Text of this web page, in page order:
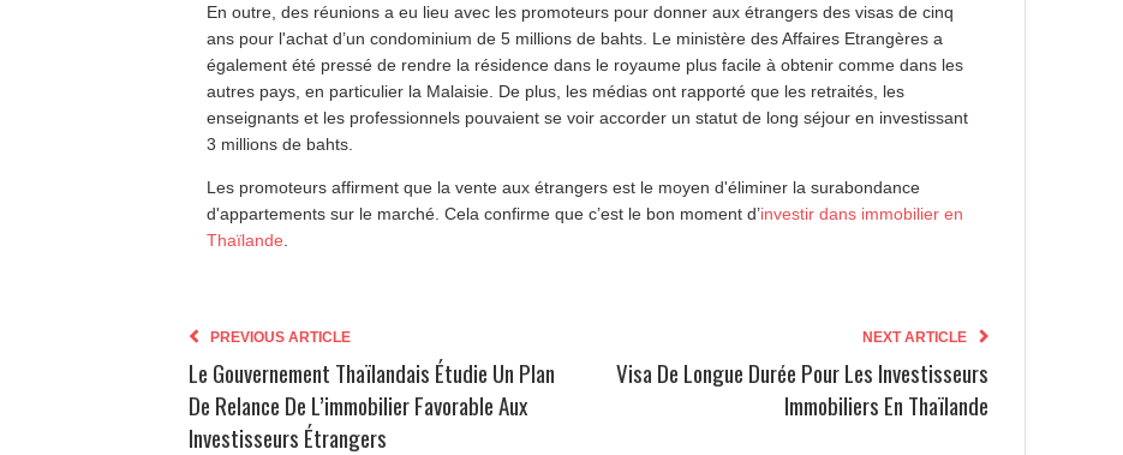
En outre, des réunions a eu lieu avec les promoteurs pour donner aux étrangers des visas de cinq
ans pour l'achat d’un condominium de 5 millions de bahts. Le ministère des Affaires Etrangères a
également été pressé de rendre la résidence dans le royaume plus facile à obtenir comme dans les
autres pays, en particulier la Malaisie. De plus, les médias ont rapporté que les retraités, les
enseignants et les professionnels pouvaient se voir accorder un statut de long séjour en investissant
3 millions de bahts.
Les promoteurs affirment que la vente aux étrangers est le moyen d'éliminer la surabondance
d'appartements sur le marché. Cela confirme que c’est le bon moment d’investir dans immobilier en
Thaïlande
PREVIOUS ARTICLE
Le Gouvernement Thaïlandais Étudie Un Plan
De Relance De L’immobilier Favorable Aux
Investisseurs Étrangers
NEXT ARTICLE
Visa De Longue Durée Pour Les Investisseurs
Immobiliers En Thaïlande